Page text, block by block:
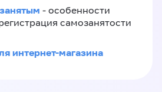
- особенности
самозанятости
интернет-магазина